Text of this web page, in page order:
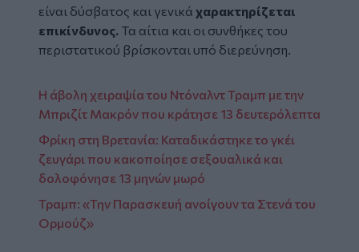
είναι δύσβατος και γενικά χαρακτηρίζεται
επικίνδυνος. Τα αίτια και οι συνθήκες του
περιστατικού βρίσκονται υπό διερεύνηση.
Η άβολη χειραψία του Ντόναλντ Τραμπ με την
Μπριζίτ Μακρόν που κράτησε 13 δευτερόλεπτα
Φρίκη στη Βρετανία: Καταδικάστηκε το γκέι
ζευγάρι που κακοποίησε σεξουαλικά και
δολοφόνησε 13 μηνών μωρό
Τραμπ: «Την Παρασκευή ανοίγουν τα Στενά του
Ορμούζ»